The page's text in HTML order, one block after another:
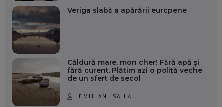
Veriga slabă a apărării europene
Căldură mare, mon cher! Fără apă și
fără curent. Plătim azi o poliță veche
de un sfert de secol
EMILIAN ISAILĂ